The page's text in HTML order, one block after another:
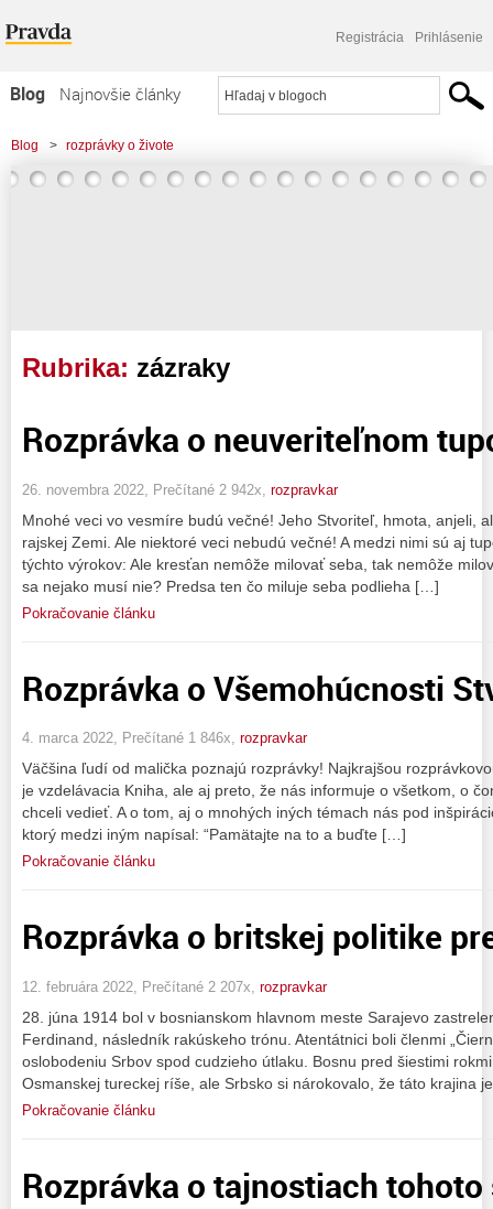
Registrácia Prihlásenie
Blog
Najnovšie články
Najčítanejšie články
Najkomentovanejšie články
Blog > rozprávky o živote
Rubrika: zázraky
Rozprávka o neuveriteľnom
26. novembra 2022, Prečítané 2 942x, rozpravkar
Mnohé veci vo vesmíre budú večné! Jeho Stvoriteľ, hmota, anjeli,
rajskej Zemi. Ale niektoré veci nebudú večné! A medzi nimi sú aj
týchto výrokov: Ale kresťan nemôže milovať seba, tak nemôže
sa nejako musí nie? Predsa ten čo miluje seba podlieha […]
Pokračovanie článku
Rozprávka o Všemohúcnosti
4. marca 2022, Prečítané 1 846x, rozpravkar
Väčšina ľudí od malička poznajú rozprávky! Najkrajšou
je vzdelávacia Kniha, ale aj preto, že nás informuje o všetkom, o
chceli vedieť. A o tom, aj o mnohých iných témach nás pod
ktorý medzi iným napísal: “Pamätajte na to a buďte […]
Pokračovanie článku
Rozprávka o britskej politike
12. februára 2022, Prečítané 2 207x, rozpravkar
28. júna 1914 bol v bosnianskom hlavnom meste Sarajevo
Ferdinand, následník rakúskeho trónu. Atentátnici boli členmi
oslobodeniu Srbov spod cudzieho útlaku. Bosnu pred šiestimi
Osmanskej tureckej ríše, ale Srbsko si nárokovalo, že táto krajina
Pokračovanie článku
Rozprávka o tajnostiach tohoto